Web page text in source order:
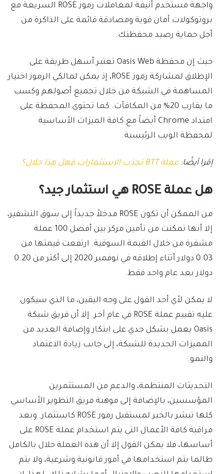
واجهة مستخدم أنيقة لمعاملات رموز ROSE السريعة مع
بروتوكولات أمان قوية ومصادقة قائمة على الذاكرة من
أجل حماية رصيد محفظتك.
حيث إن محفظة Oasis Web تعتبر أسهل طريقة على
الإطلاق لمشاركة رموز ROSE، إذ يمكن لمالكي الرموز اختيار
المساهمة في الشبكة من خلال تجميع أصولهم وكسب
ما يقارب 20% من المكافآت. كما تحتوي المحفظة على
امتداد Chrome أيضاً مع كافة الميزات الأساسية
لمحفظة الويب الرئيسية.
إقرا أيضًا: عملة BTT تجذب الاستثمارات فهل هذا حلال؟
هل عملة ROSE هي استثمار جيد؟
من الممكن أن تكون ROSE مدخلاً جديداً إلى سوق التشفير،
إلا أنها تمكنت من تأمين مركز بين أفضل 100 عملة
مشفرة من خلال القيمة السوقية. ارتفعت قيمتها من
0.03 دولار أثناء إطلاقه في نوفمبر 2020 إلى أكثر من 0.20
دولار بعد عام واحد فقط.
لا يمكن لأي أحد القول على وجه اليقين، ما الذي سيكون
عليه تقييم عملة ROSE في عام آخر. إلا أن فريق شبكة
Oasis يعمل بشكل جدي على ابتكار وإضافة العديد من
المميزات الجديدة للشبكة، إلى جانب زيادة الاعتماد
والنمو.
التحديثات المنتظمة، والدعم من المستثمرين
المؤسسين، بالإضافة إلى موهبة فريق التطوير الأساسي
كلها تبشر بالخير لمستقبل رموز ROSE كاستثمار. وبعد
مراقبة كافة الأعمال التي يتم استخدام عملة ROSE على
أساسها، فلا يمكن القول إلا أن هذه العملة حلال بالكامل
طالما يتم استخدامها في أمور قانونية وشرعية، ولا يتم